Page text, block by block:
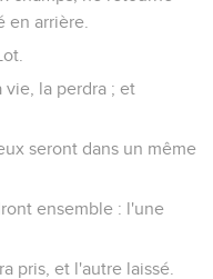
en arrière.
vie, la perdra ; et
seront dans un même
ensemble : l'une
pris, et l'autre laissé.